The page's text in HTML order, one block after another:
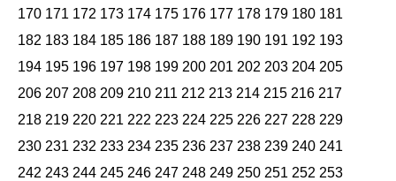
170 171 172 173 174 175 176 177 178 179 180 181
182 183 184 185 186 187 188 189 190 191 192 193
194 195 196 197 198 199 200 201 202 203 204 205
206 207 208 209 210 211 212 213 214 215 216 217
218 219 220 221 222 223 224 225 226 227 228 229
230 231 232 233 234 235 236 237 238 239 240 241
242 243 244 245 246 247 248 249 250 251 252 253